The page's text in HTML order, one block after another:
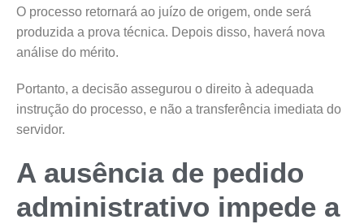
O processo retornará ao juízo de origem, onde será
produzida a prova técnica. Depois disso, haverá nova
análise do mérito.
Portanto, a decisão assegurou o direito à adequada
instrução do processo, e não a transferência imediata do
servidor.
A ausência de pedido
administrativo impede a